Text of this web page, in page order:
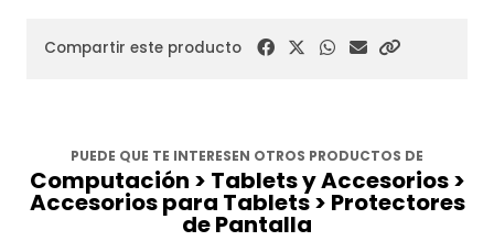
Compartir este producto
PUEDE QUE TE INTERESEN OTROS PRODUCTOS DE
Computación > Tablets y Accesorios >
Accesorios para Tablets > Protectores
de Pantalla